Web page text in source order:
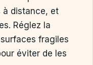
à distance, et
Réglez la
fragiles
éviter de les